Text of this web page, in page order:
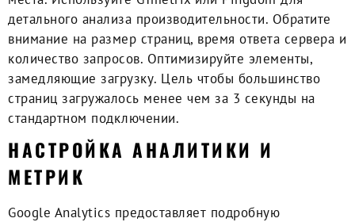
детального анализа производительности. Обратите
внимание на размер страниц, время ответа сервера и
количество запросов. Оптимизируйте элементы,
замедляющие загрузку. Цель чтобы большинство
страниц загружалось менее чем за 3 секунды на
стандартном подключении.
НАСТРОЙКА АНАЛИТИКИ И
МЕТРИК
Google Analytics предоставляет подробную